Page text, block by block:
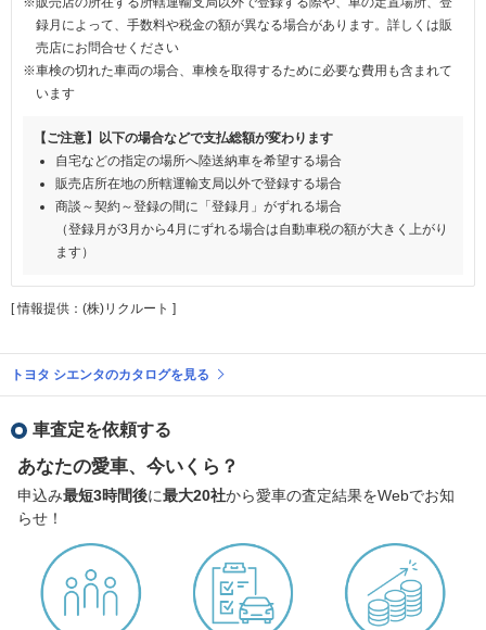
録月によって、手数料や税金の額が異なる場合があります。詳しくは販
売店にお問合せください
※車検の切れた車両の場合、車検を取得するために必要な費用も含まれて
います
【ご注意】以下の場合などで支払総額が変わります
自宅などの指定の場所へ陸送納車を希望する場合
販売店所在地の所轄運輸支局以外で登録する場合
商談～契約～登録の間に「登録月」がずれる場合
（登録月が3月から4月にずれる場合は自動車税の額が大きく上がり
ます）
[ 情報提供：(株)リクルート ]
トヨタ シエンタのカタログを見る
車査定を依頼する
あなたの愛車、今いくら？
申込み最短3時間後に最大20社から愛車の査定結果をWebでお知
らせ！